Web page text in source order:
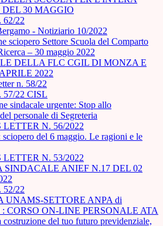
30 MAGGIO
62/22
- Notiziario 10/2022
sciopero Settore Scuola del Comparto
– 30 maggio 2022
DELLA FLC CGIL DI MONZA E
2022
n. 58/22
57/22 CISL
sindacale urgente: Stop allo
personale di Segreteria
LETTER N. 56/2022
del 6 maggio. Le ragioni e le
LETTER N. 53/2022
SINDACALE ANIEF N.17 DEL 02
52/22
UNAMS-SETTORE ANPA di
CORSO ON-LINE PERSONALE ATA
costruzione del tuo futuro previdenziale,